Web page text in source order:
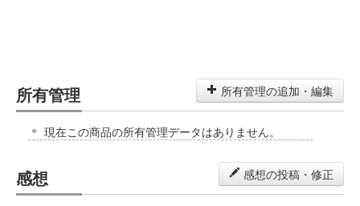
所有管理 所有管理の追加・編集
現在この商品の所有管理データはありません。
感想 感想の投稿・修正